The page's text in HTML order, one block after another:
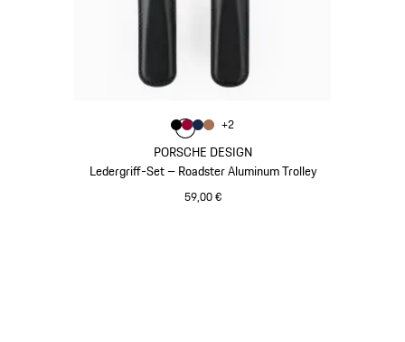
PORSCHE DESIGN
Ledergriff-Set – Roadster Aluminum Trolley
59,00 €
Farbe
Farbeschwarz
Farbe karminrot
Farbedunkelblau
Farbe
+2